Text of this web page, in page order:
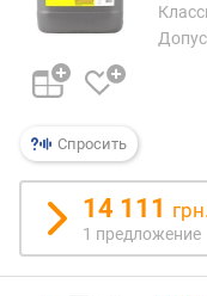
Спросить
14 111 грн.
1 предложение